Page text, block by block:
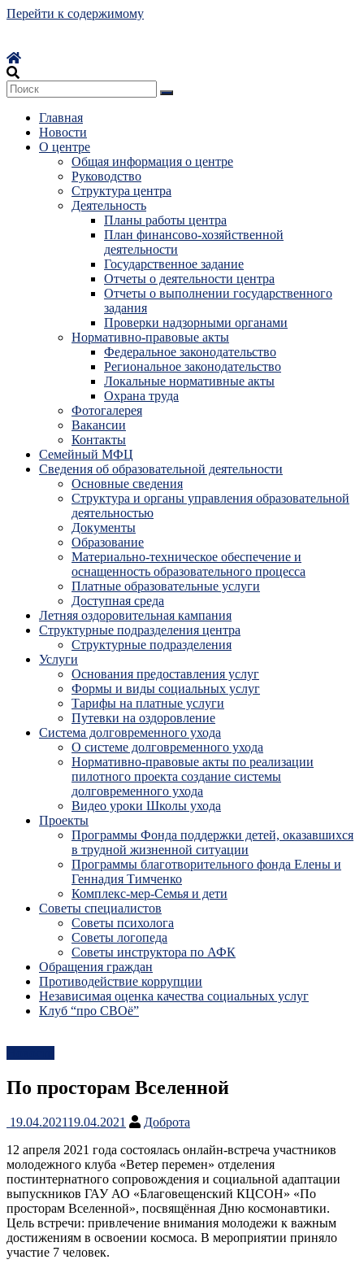
Перейти к содержимому
Главная
Новости
О центре
Общая информация о центре
Руководство
Структура центра
Деятельность
Планы работы центра
План финансово-хозяйственной
деятельности
Государственное задание
Отчеты о деятельности центра
Отчеты о выполнении государственного
задания
Проверки надзорными органами
Нормативно-правовые акты
Федеральное законодательство
Региональное законодательство
Локальные нормативные акты
Охрана труда
Фотогалерея
Вакансии
Контакты
Семейный МФЦ
Сведения об образовательной деятельности
Основные сведения
Структура и органы управления образовательной
деятельностью
Документы
Образование
Материально-техническое обеспечение и
оснащенность образовательного процесса
Платные образовательные услуги
Доступная среда
Летняя оздоровительная кампания
Структурные подразделения центра
Структурные подразделения
Услуги
Основания предоставления услуг
Формы и виды социальных услуг
Тарифы на платные услуги
Путевки на оздоровление
Система долговременного ухода
О системе долговременного ухода
Нормативно-правовые акты по реализации
пилотного проекта создание системы
долговременного ухода
Видео уроки Школы ухода
Проекты
Программы Фонда поддержки детей, оказавшихся
в трудной жизненной ситуации
Программы благотворительного фонда Елены и
Геннадия Тимченко
Комплекс-мер-Семья и дети
Советы специалистов
Советы психолога
Советы логопеда
Советы инструктора по АФК
Обращения граждан
Противодействие коррупции
Независимая оценка качества социальных услуг
Клуб “про СВОё”
По просторам Вселенной
19.04.202119.04.2021
Доброта
12 апреля 2021 года состоялась онлайн-встреча участников
молодежного клуба «Ветер перемен» отделения
постинтернатного сопровождения и социальной адаптации
выпускников ГАУ АО «Благовещенский КЦСОН» «По
просторам Вселенной», посвящённая Дню космонавтики.
Цель встречи: привлечение внимания молодежи к важным
достижениям в освоении космоса. В мероприятии приняло
участие 7 человек.